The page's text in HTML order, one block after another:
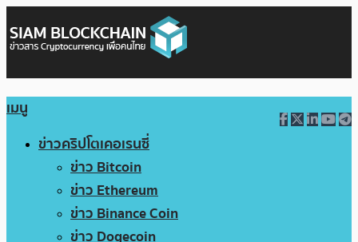
เมนู
ข่าวคริปโตเคอเรนซี่
ข่าว Bitcoin
ข่าว Ethereum
ข่าว Binance Coin
ข่าว Dogecoin